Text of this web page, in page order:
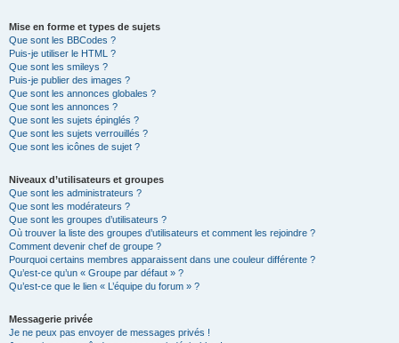
Mise en forme et types de sujets
Que sont les BBCodes ?
Puis-je utiliser le HTML ?
Que sont les smileys ?
Puis-je publier des images ?
Que sont les annonces globales ?
Que sont les annonces ?
Que sont les sujets épinglés ?
Que sont les sujets verrouillés ?
Que sont les icônes de sujet ?
Niveaux d’utilisateurs et groupes
Que sont les administrateurs ?
Que sont les modérateurs ?
Que sont les groupes d’utilisateurs ?
Où trouver la liste des groupes d’utilisateurs et comment les rejoindre ?
Comment devenir chef de groupe ?
Pourquoi certains membres apparaissent dans une couleur différente ?
Qu’est-ce qu’un « Groupe par défaut » ?
Qu’est-ce que le lien « L’équipe du forum » ?
Messagerie privée
Je ne peux pas envoyer de messages privés !